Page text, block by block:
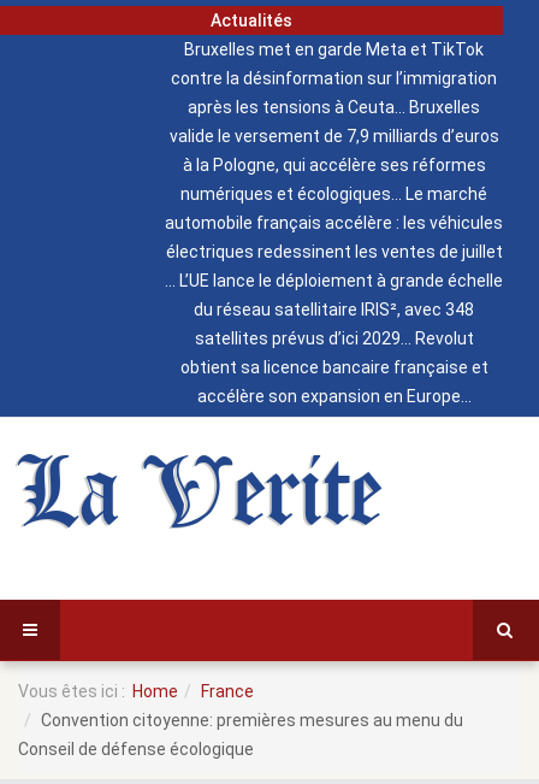
Actualités
Bruxelles met en garde Meta et TikTok
contre la désinformation sur l’immigration
après les tensions à Ceuta
Bruxelles
valide le versement de 7,9 milliards d’euros
à la Pologne, qui accélère ses réformes
numériques et écologiques
Le marché
automobile français accélère : les véhicules
électriques redessinent les ventes de juillet
L’UE lance le déploiement à grande échelle
du réseau satellitaire IRIS², avec 348
satellites prévus d’ici 2029
Revolut
obtient sa licence bancaire française et
accélère son expansion en Europe
La Verite
Vous êtes ici : Home
France
Convention citoyenne: premières mesures au menu du
Conseil de défense écologique